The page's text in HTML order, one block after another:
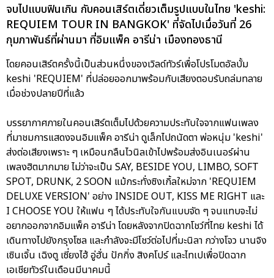
จบไปแบบฟินเกิน กับคอนเสิร์ตเดี่ยวเต็มรูปแบบในไทย 'keshi:
REQUIEM TOUR IN BANGKOK' ที่จัดไปเมื่อวันที่ 26
กุมภาพันธ์ที่ผ่านมา ที่อิมแพ็ค อารีน่า เมืองทองธานี
โดยคอนเสิร์ตครั้งนี้เป็นส่วนหนึ่งของเวิลด์ทัวร์เพื่อโปรโมตอัลบั้ม
keshi 'REQUIEM' ที่ปล่อยออกมาพร้อมกับเสียงตอบรับถล่มทลาย
เมื่อช่วงปลายปีที่แล้ว
บรรยากาศภายในคอนเสิร์ตเต็มไปด้วยความประทับใจจากแฟนเพลง
ที่มาชมการแสดงจนอิมแพ็ค อารีน่า ดูเล็กไปถนัดตา พ่อหนุ่ม 'keshi'
ส่งต่อเสียงเพราะ ๆ เหมือนกลืนไวนิลเข้าไปพร้อมส่งอินเนอร์ผ่าน
เพลงฮิตมากมาย ไม่ว่าจะเป็น SAY, BESIDE YOU, LIMBO, SOFT
SPOT, DRUNK, 2 SOON แม้กระทั่งซิงเกิ้ลใหม่จาก 'REQUIEM
DELUXE VERSION' อย่าง INSIDE OUT, KISS ME RIGHT และ
I CHOOSE YOU ให้แฟน ๆ ได้ประทับใจกันแบบจัด ๆ จนแทบจะไม่
อยากออกจากอิมแพ็ค อารีน่า โดยหลังจากปิดฉากโชว์ที่ไทย keshi ได้
เดินทางไปยังกรุงโซล และกำลังจะมีโชว์ต่อไปที่มะนิลา กว่างโจว นานจิง
เซินเจิ้น เฉิงตู เซี่ยงไฮ้ อู่ฮั่น ปักกิ่ง สิงคโปร์ และไทเปเพื่อปิดฉาก
เอเชียทัวร์ในเดือนมีนาคมนี้